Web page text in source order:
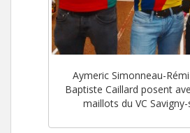
Aymeric Simonneau-
Baptiste Caillard posent
maillots du VC